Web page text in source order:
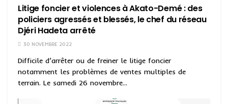
Litige foncier et violences à Akato-Demé : des
policiers agressés et blessés, le chef du réseau
Djéri Hadeta arrêté
30 NOVEMBRE 2022
Difficile d’arrêter ou de freiner le litige foncier
notamment les problèmes de ventes multiples de
terrain. Le samedi 26 novembre...